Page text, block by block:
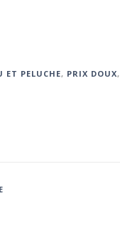
ET PELUCHE, PRIX DOUX,